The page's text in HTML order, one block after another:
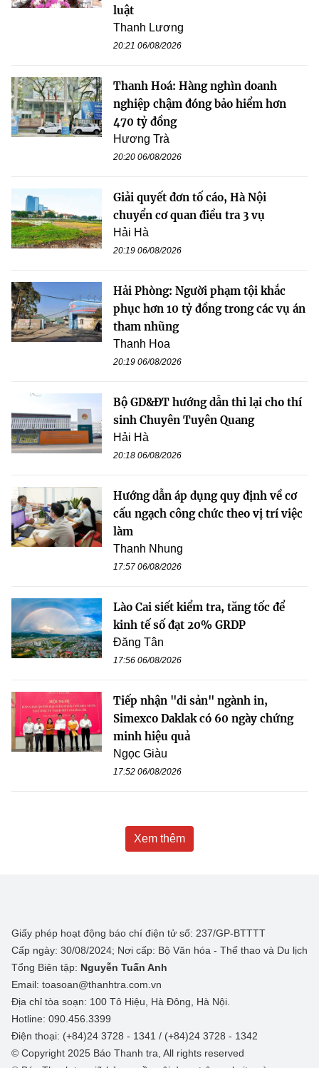
luật
Thanh Lương
20:21 06/08/2026
Thanh Hoá: Hàng nghìn doanh
nghiệp chậm đóng bảo hiểm hơn
470 tỷ đồng
Hương Trà
20:20 06/08/2026
Giải quyết đơn tố cáo, Hà Nội
chuyển cơ quan điều tra 3 vụ
Hải Hà
20:19 06/08/2026
Hải Phòng: Người phạm tội khắc
phục hơn 10 tỷ đồng trong các vụ án
tham nhũng
Thanh Hoa
20:19 06/08/2026
Bộ GD&ĐT hướng dẫn thi lại cho thí
sinh Chuyên Tuyên Quang
Hải Hà
20:18 06/08/2026
Hướng dẫn áp dụng quy định về cơ
cấu ngạch công chức theo vị trí việc
làm
Thanh Nhung
17:57 06/08/2026
Lào Cai siết kiểm tra, tăng tốc để
kinh tế số đạt 20% GRDP
Đăng Tân
17:56 06/08/2026
Tiếp nhận "di sản" ngành in,
Simexco Daklak có 60 ngày chứng
minh hiệu quả
Ngọc Giàu
17:52 06/08/2026
Xem thêm
Giấy phép hoạt động báo chí điện tử số: 237/GP-BTTTT
Cấp ngày: 30/08/2024; Nơi cấp: Bộ Văn hóa - Thể thao và Du lịch
Tổng Biên tập: Nguyễn Tuấn Anh
Email: toasoan@thanhtra.com.vn
Địa chỉ tòa soạn: 100 Tô Hiệu, Hà Đông, Hà Nội.
Hotline: 090.456.3399
Điện thoại: (+84)24 3728 - 1341 / (+84)24 3728 - 1342
© Copyright 2025 Báo Thanh tra, All rights reserved